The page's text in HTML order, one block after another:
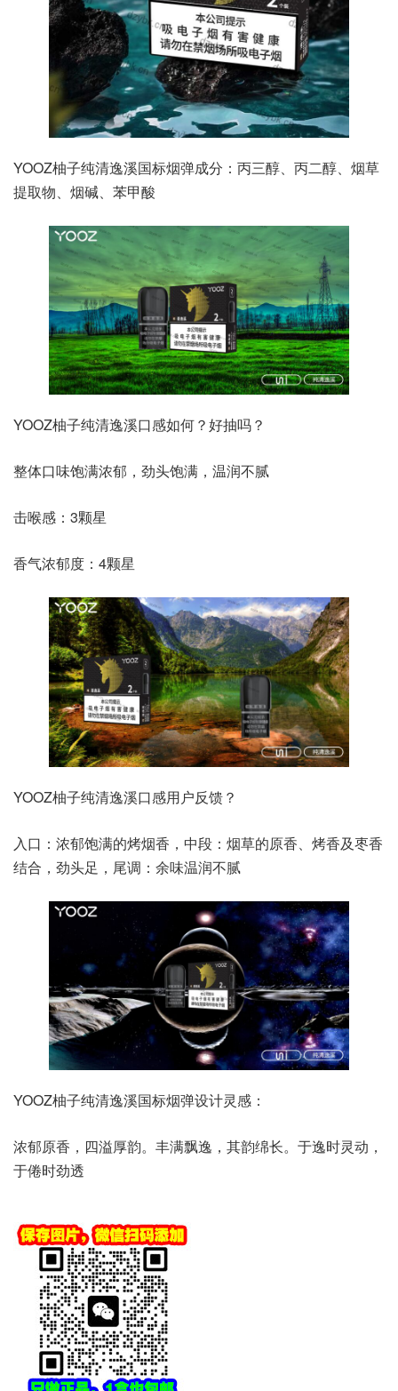
YOOZ柚子纯清逸溪国标烟弹成分：丙三醇、丙二醇、烟草
提取物、烟碱、苯甲酸
YOOZ柚子纯清逸溪口感如何？好抽吗？
整体口味饱满浓郁，劲头饱满，温润不腻
击喉感：3颗星
香气浓郁度：4颗星
YOOZ柚子纯清逸溪口感用户反馈？
入口：浓郁饱满的烤烟香，中段：烟草的原香、烤香及枣香
结合，劲头足，尾调：余味温润不腻
YOOZ柚子纯清逸溪国标烟弹设计灵感：
浓郁原香，四溢厚韵。丰满飘逸，其韵绵长。于逸时灵动，
于倦时劲透